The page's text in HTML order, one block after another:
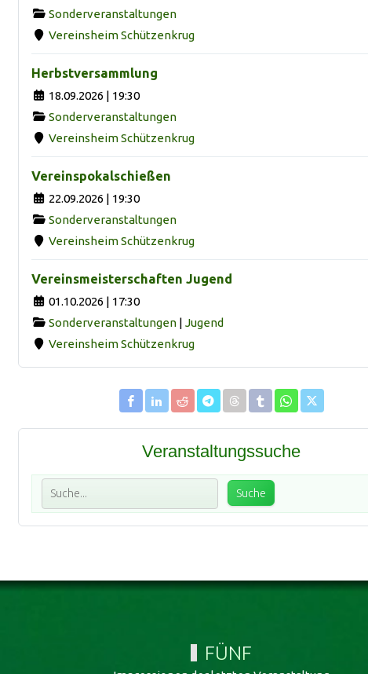
Sonderveranstaltungen
Vereinsheim Schützenkrug
Herbstversammlung
18.09.2026 | 19:30
Sonderveranstaltungen
Vereinsheim Schützenkrug
Vereinspokalschießen
22.09.2026 | 19:30
Sonderveranstaltungen
Vereinsheim Schützenkrug
Vereinsmeisterschaften Jugend
01.10.2026 | 17:30
Sonderveranstaltungen| Jugend
Vereinsheim Schützenkrug
Veranstaltungssuche
FÜNF